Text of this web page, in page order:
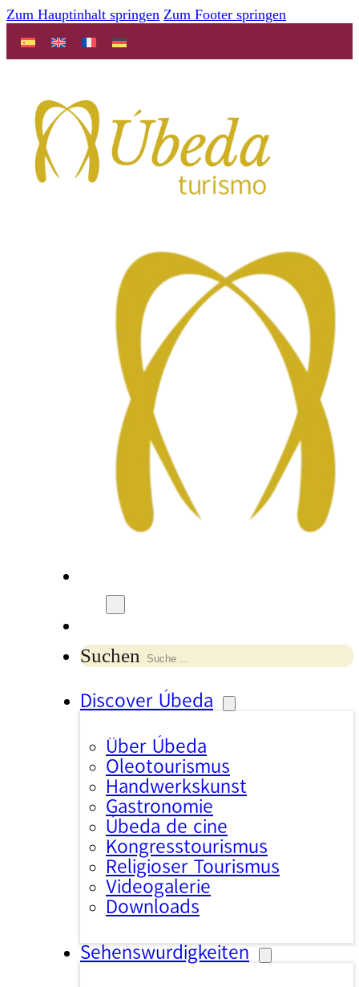
Zum Hauptinhalt springen Zum Footer springen
Suchen
Discover Úbeda
Über Úbeda
Oleotourismus
Handwerkskunst
Gastronomie
Úbeda de cine
Kongresstourismus
Religiöser Tourismus
Videogalerie
Downloads
Sehenswürdigkeiten